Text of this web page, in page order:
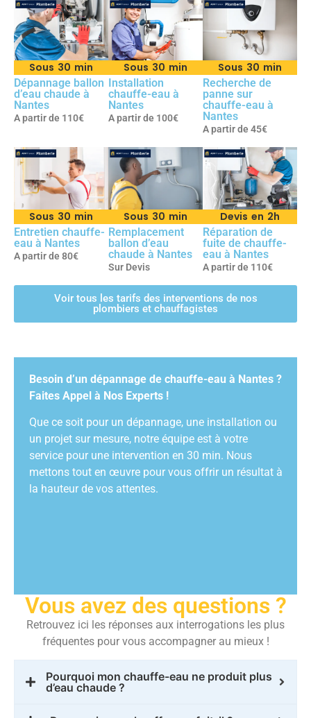
Sous 30 min
Dépannage ballon
d’eau chaude à
Nantes
A partir de 110€
Sous 30 min
Installation
chauffe-eau à
Nantes
A partir de 100€
Sous 30 min
Recherche de
panne sur
chauffe-eau à
Nantes
A partir de 45€
Sous 30 min
Entretien chauffe-
eau à Nantes
A partir de 80€
Sous 30 min
Remplacement
ballon d’eau
chaude à Nantes
Sur Devis
Devis en 2h
Réparation de
fuite de chauffe-
eau à Nantes
A partir de 110€
Voir tous les tarifs des interventions de nos
plombiers et chauffagistes
Besoin d’un dépannage de chauffe-eau à Nantes ?
Faites Appel à Nos Experts !
Que ce soit pour un dépannage, une installation ou
un projet sur mesure, notre équipe est à votre
service pour une intervention en 30 min. Nous
mettons tout en œuvre pour vous offrir un résultat à
la hauteur de vos attentes.
Vous avez des questions ?
Retrouvez ici les réponses aux interrogations les plus
fréquentes pour vous accompagner au mieux !
Pourquoi mon chauffe-eau ne produit plus
d’eau chaude ?